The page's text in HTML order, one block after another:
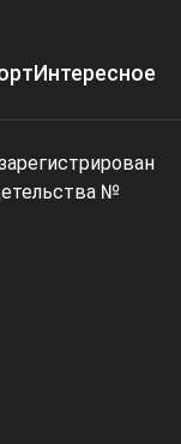
Интересное
№